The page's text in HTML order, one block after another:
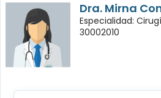
Dra. Mirna
Especialidad:
30002010